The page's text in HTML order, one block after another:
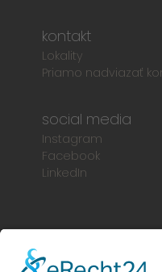
kontakt
Lokality
Priamo nadviazať
social media
Instagram
Facebook
LinkedIn